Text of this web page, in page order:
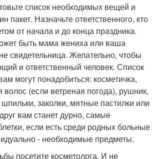
список необходимых вещей и
пакет. Назначьте ответственного, кто
от начала и до конца праздника.
быть мама жениха или ваша
свидетельница. Желательно, чтобы
и ответственный человек. Список
могут понадобиться: косметичка,
волос (если ветреная погода), рушник,
заколки, мятные пастилки или
вам станет дурно, самые
если есть среди родных больные
- необходимые предметы.
посетите косметолога. И не